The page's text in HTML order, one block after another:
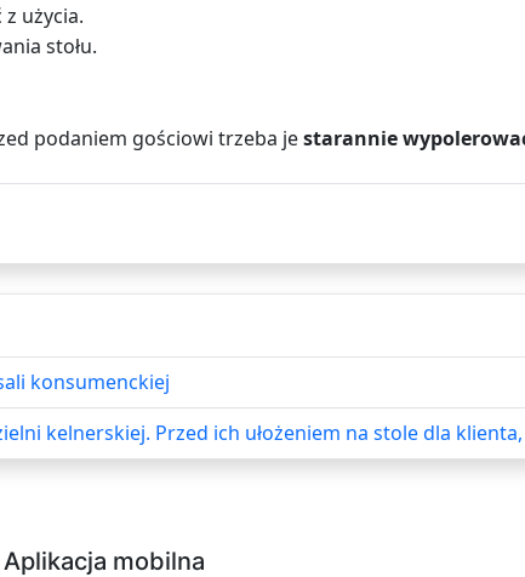
użycia.
stołu.
podaniem gościowi trzeba jestarannie
konsumenckiej
kelnerskiej. Przed ich ułożeniem na stole dla
Aplikacja mobilna